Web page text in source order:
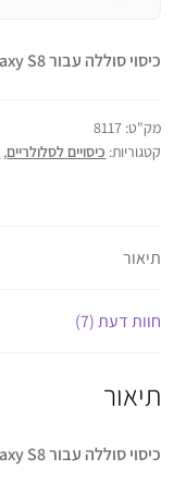
כיסוי סוללה עבור Samsung Galaxy S8
מק"ט: 8117
קטגוריות: כיסויים לסלולריים,
תיאור
חוות דעת (7)
תיאור
כיסוי סוללה עבור Samsung Galaxy S8